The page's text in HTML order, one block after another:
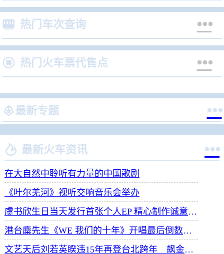
 热门车次查询 
 热门火车票代售点 
最新专题 
 最新火车资讯 
在大自然中聆听有力量的中国歌剧
《叶尔羌河》视听交响音乐会举办
虞书欣生日当天发行首张个人EP 精心制作诚意满满
港台麋先生《WE 我们的十年》开唱最后倒数 惊喜释出10周年纪念单曲宠粉
文艺天后刘若英睽违15年再登台北跨年 飙金嗓演唱经典招牌歌掀回忆杀